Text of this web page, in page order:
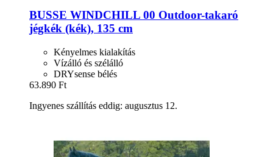
BUSSE WINDCHILL 00 Outdoor-​takaró
jégkék (kék), 135 cm
Kényelmes kialakítás
Vízálló és szélálló
DRYsense bélés
63.890 Ft
Ingyenes szállítás eddig: augusztus 12.